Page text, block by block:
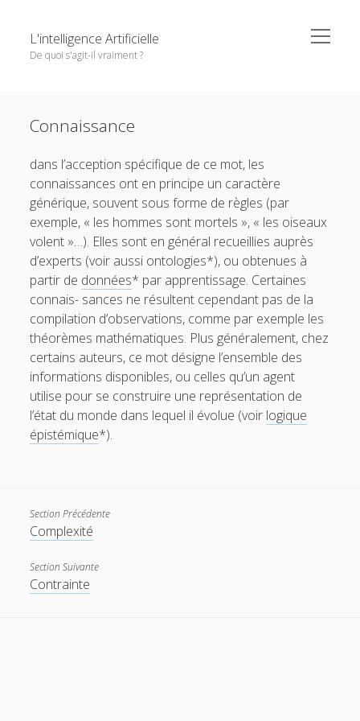
L'intelligence Artificielle
De quoi s'agit-il vraiment ?
o
p
1. L’IA : ambitions et histoire
p
e
n
m
e
n
u
3. L’IA à l’oeuvre
o
e
n
e
n
4. Interfaces entre IA et d’autres disciplines
o
p
n
m
n
u
5. Questions autour de l’IA
o
p
e
n
m
e
n
u
Pour conclure
Glossaire
Quelques références
Contributeurs
t
w
t
e
r
e
m
l
d
b
a
r
Except where otherwise noted,
Creative Commons Attribution-NonCommercial-
NoDerivatives 4.0 International License.
Connaissance
dans l’acception spécifique de ce mot, les
connaissances ont en principe un caractère
générique, souvent sous forme de règles (par
exemple, « les hommes sont mortels », « les oiseaux
volent »…). Elles sont en général recueillies auprès
d’experts (voir aussi ontologies*), ou obtenues à
partir de données* par apprentissage. Certaines
connais- sances ne résultent cependant pas de la
compilation d’observations, comme par exemple les
théorèmes mathématiques. Plus généralement, chez
certains auteurs, ce mot désigne l’ensemble des
informations disponibles, ou celles qu’un agent
utilise pour se construire une représentation de
l’état du monde dans lequel il évolue (voir logique
épistémique*).
Section Précédente
Complexité
Section Suivante
Contrainte